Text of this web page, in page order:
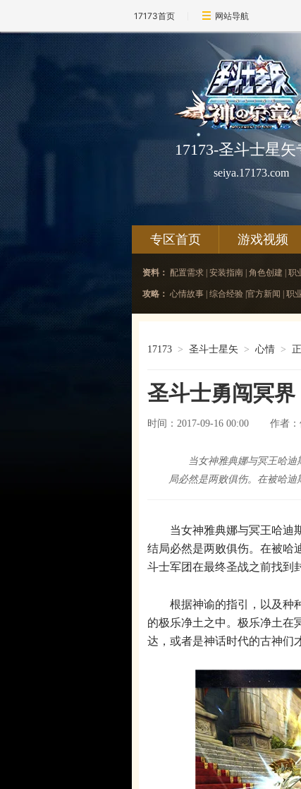
17173首页 网站导航
17173-圣斗士星矢
seiya.17173.com
专区首页 游戏视频
资料： 配置需求 安装指南 角色创建 职
攻略： 心情故事 综合经验 官方新闻 职
17173 > 圣斗士星矢 > 心情 >
圣斗士勇闯冥
时间：2017-09-16 00:00 作者：
当女神雅典娜与冥王哈
局必然是两败俱伤。在被哈
当女神雅典娜与冥王哈迪
结局必然是两败俱伤。在被哈
斗士军团在最终圣战之前找到
根据神谕的指引，以及种种
的极乐净土之中。极乐净土在
达，或者是神话时代的古神们